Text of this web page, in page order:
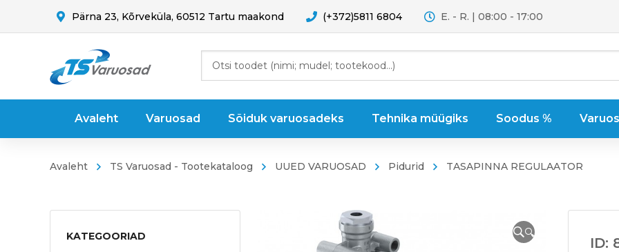
Pärna 23, Kõrveküla, 60512 Tartu maakond (+372)5811 6804 E. - R. | 08:00 - 17:00
Avaleht Varuosad Sõiduk varuosadeks Tehnika müügiks Soodus %
Avaleht TS Varuosad - Tootekataloog UUED VARUOSAD Pidurid TASAPINNA REGULAATOR
KATEGOORIAD 🔍
ID: